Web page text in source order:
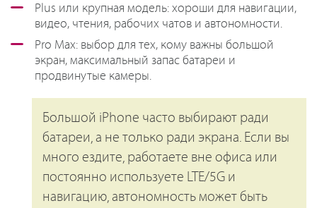
Plus или крупная модель: хороши для навигации,
видео, чтения, рабочих чатов и автономности.
Pro Max: выбор для тех, кому важны большой
экран, максимальный запас батареи и
продвинутые камеры.
Большой iPhone часто выбирают ради
батареи, а не только ради экрана. Если вы
много ездите, работаете вне офиса или
постоянно используете LTE/5G и
навигацию, автономность может быть